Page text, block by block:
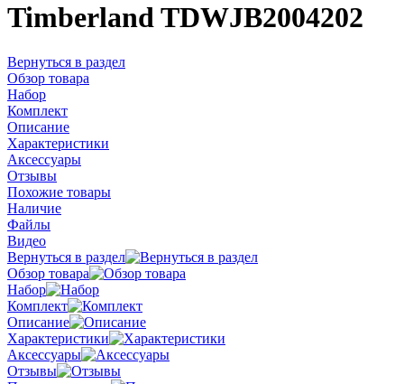
Timberland TDWJB2004202
Вернуться в раздел
Обзор товара
Набор
Комплект
Описание
Характеристики
Аксессуары
Отзывы
Похожие товары
Наличие
Файлы
Видео
Вернуться в раздел
Обзор товара
Набор
Комплект
Описание
Характеристики
Аксессуары
Отзывы